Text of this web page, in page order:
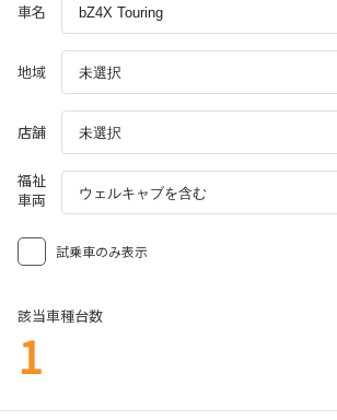
車名
地域
店舗
福祉
車両
試乗車のみ表示
該当車種台数
1